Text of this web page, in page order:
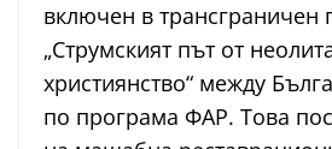
включен в трансграничен
„Струмският път от
християнство“ между
по програма ФАР. Това